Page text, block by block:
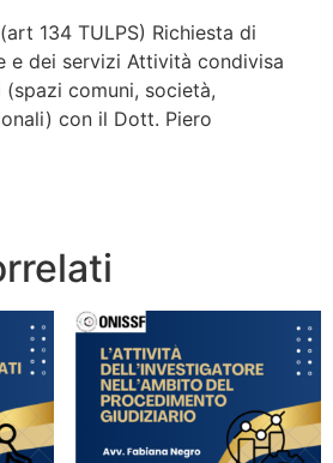
134 TULPS) Richiesta di
e dei servizi Attività condivisa
comuni, società,
con il Dott. Piero